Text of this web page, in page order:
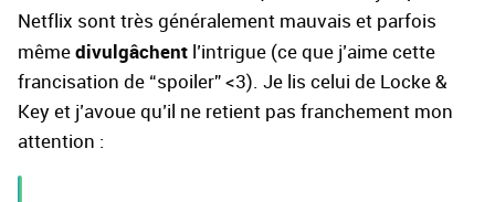
Netflix sont très généralement mauvais et parfois
même divulgâchent l’intrigue (ce que j’aime cette
francisation de “spoiler” <3). Je lis celui de Locke &
Key et j’avoue qu’il ne retient pas franchement mon
attention :